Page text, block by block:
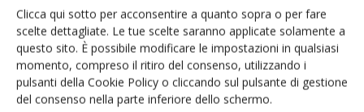
Clicca qui sotto per acconsentire a quanto sopra o per fare
scelte dettagliate. Le tue scelte saranno applicate solamente a
questo sito. È possibile modificare le impostazioni in qualsiasi
momento, compreso il ritiro del consenso, utilizzando i
pulsanti della Cookie Policy o cliccando sul pulsante di gestione
del consenso nella parte inferiore dello schermo.
imprescindibile che oggi deve rientrare nelle strategie di
tutte le imprese responsabili, che si definiscono tali. Bhuj è
un modello anche per questo. Già nel 2013 era stata creata
infatti la centrale elettrica interna per avere una fonte di
elettricità affidabile e controllata. Oggi, sia i pannelli solari